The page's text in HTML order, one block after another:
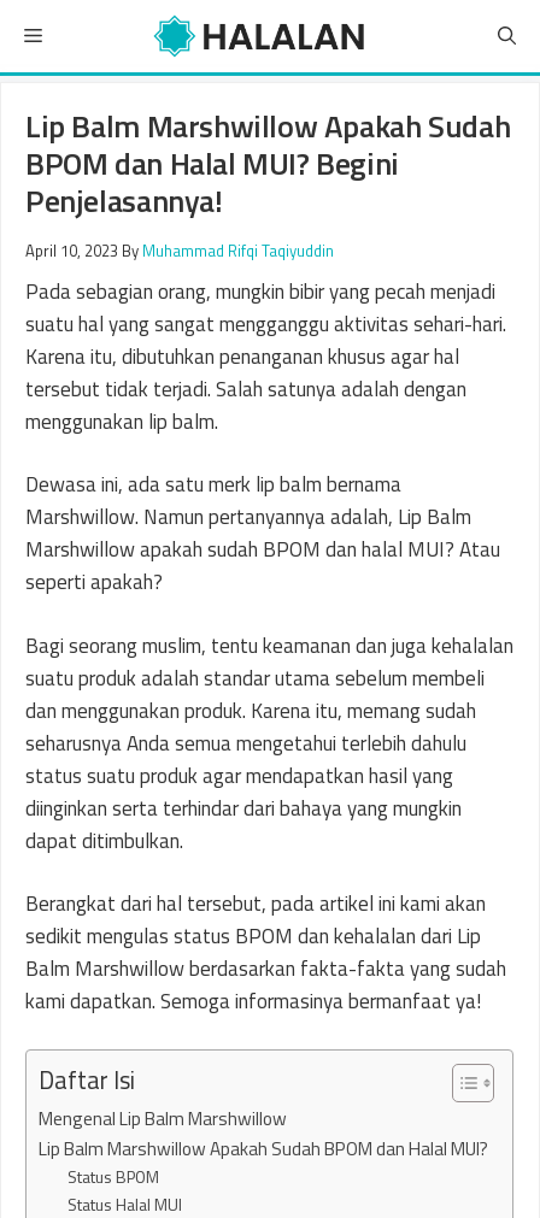
content
Menu
Lip Balm Marshwillow Apakah Sudah
BPOM dan Halal MUI? Begini
Penjelasannya!
April 10, 2023 By Muhammad Rifqi Taqiyuddin
Pada sebagian orang, mungkin bibir yang pecah menjadi
suatu hal yang sangat mengganggu aktivitas sehari-hari.
Karena itu, dibutuhkan penanganan khusus agar hal
tersebut tidak terjadi. Salah satunya adalah dengan
menggunakan lip balm.
Dewasa ini, ada satu merk lip balm bernama
Marshwillow. Namun pertanyannya adalah, Lip Balm
Marshwillow apakah sudah BPOM dan halal MUI? Atau
seperti apakah?
Bagi seorang muslim, tentu keamanan dan juga kehalalan
suatu produk adalah standar utama sebelum membeli
dan menggunakan produk. Karena itu, memang sudah
seharusnya Anda semua mengetahui terlebih dahulu
status suatu produk agar mendapatkan hasil yang
diinginkan serta terhindar dari bahaya yang mungkin
dapat ditimbulkan.
Berangkat dari hal tersebut, pada artikel ini kami akan
sedikit mengulas status BPOM dan kehalalan dari Lip
Balm Marshwillow berdasarkan fakta-fakta yang sudah
kami dapatkan. Semoga informasinya bermanfaat ya!
Daftar Isi
Mengenal Lip Balm Marshwillow
Lip Balm Marshwillow Apakah Sudah BPOM dan Halal MUI?
Status BPOM
Status Halal MUI